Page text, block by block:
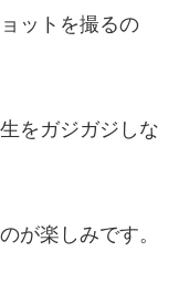
ットを撮るの
をガジガジしな
が楽しみです。